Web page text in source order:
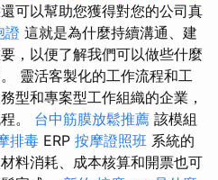
可以幫助您獲得對您的公司真
證 這就是為什麼持續溝通、建
，以便了解我們可以做些什麼
靈活客製化的工作流程和工
型和專案型工作組織的企業，
。 台中筋膜放鬆推薦 該模組
排毒 ERP 按摩證照班 系統的
料消耗、成本核算和開票也可